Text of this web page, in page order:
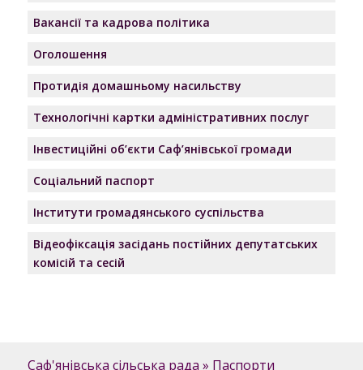
Вакансії та кадрова політика
Оголошення
Протидія домашньому насильству
Технологічні картки адміністративних послуг
Інвестиційні об’єкти Саф’янівської громади
Соціальний паспорт
Інститути громадянського суспільства
Відеофіксація засідань постійних депутатських
комісій та сесій
Саф'янівська сільська рада » Паспорти